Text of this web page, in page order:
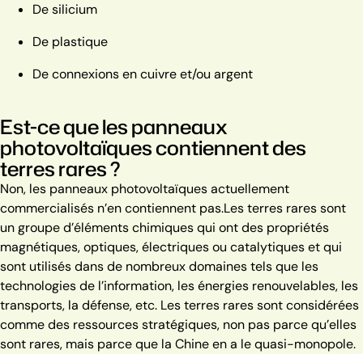
De silicium
De plastique
De connexions en cuivre et/ou argent
Est-ce que les panneaux
photovoltaïques contiennent des
terres rares ?
Non, les panneaux photovoltaïques actuellement
commercialisés n’en contiennent pas.Les terres rares sont
un groupe d’éléments chimiques qui ont des propriétés
magnétiques, optiques, électriques ou catalytiques et qui
sont utilisés dans de nombreux domaines tels que les
technologies de l’information, les énergies renouvelables, les
transports, la défense, etc. Les terres rares sont considérées
comme des ressources stratégiques, non pas parce qu’elles
sont rares, mais parce que la Chine en a le quasi-monopole.